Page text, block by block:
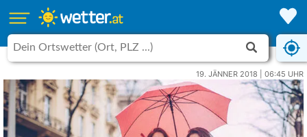
19. JÄNNER 2018 | 06:45 UHR